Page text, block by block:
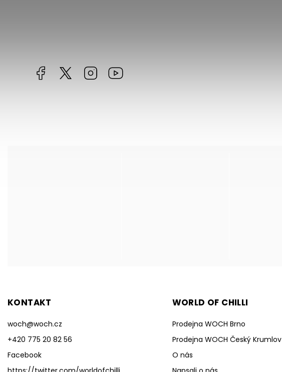
Facebookhttps://twitter.com/worldofchilli
Instagram
KONTAKT
woch@woch.cz
+420 775 20 82 56
Facebook
WORLD OF CHILLI
Prodejna WOCH Brno
Prodejna WOCH Český Krumlov
O nás